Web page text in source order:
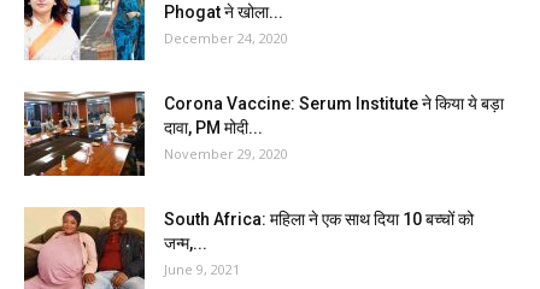
Phogat ने खोला...
December 24, 2020
Corona Vaccine: Serum Institute ने किया ये बड़ा
दावा, PM मोदी...
November 29, 2020
South Africa: महिला ने एक साथ दिया 10 बच्चों को
जन्म,...
June 9, 2021